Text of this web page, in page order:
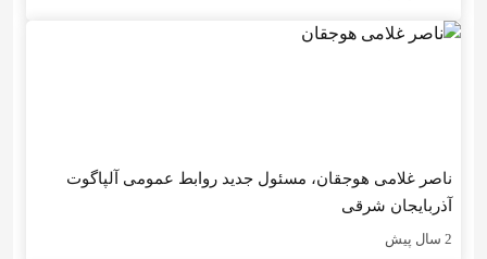
ناصر غلامی هوجقان، مسئول جدید روابط عمومی آلپاگوت
آذربایجان شرقی
2 سال پیش